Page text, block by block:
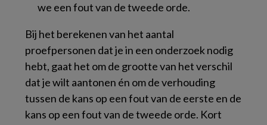
we een fout van de tweede orde.
Bij het berekenen van het aantal
proefpersonen dat je in een onderzoek nodig
hebt, gaat het om de grootte van het verschil
dat je wilt aantonen én om de verhouding
tussen de kans op een fout van de eerste en de
kans op een fout van de tweede orde. Kort